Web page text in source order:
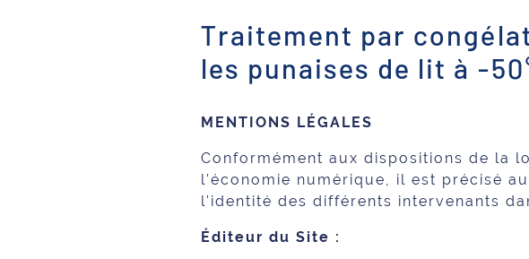
Traitement par
les punaises de lit à -
MENTIONS LÉGALES
Conformément aux dispositions de la
l'économie numérique, il est précisé
l'identité des différents intervenants
Éditeur du Site :